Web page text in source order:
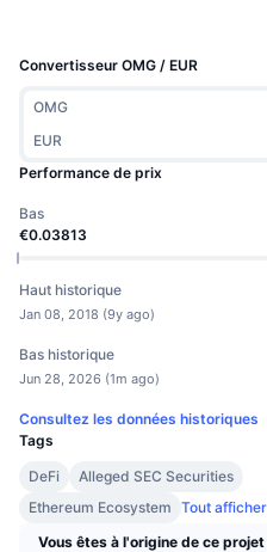
Convertisseur OMG / EUR
OMG
EUR
Performance de prix
Bas
€0.03813
Haut historique
Jan 08, 2018 (9y ago)
Bas historique
Jun 28, 2026 (1m ago)
Consultez les données historiques
Tags
DeFi
Alleged SEC Securities
Ethereum Ecosystem Tout afficher
Vous êtes à l'origine de ce projet